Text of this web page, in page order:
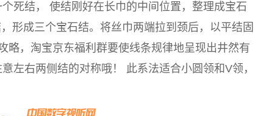
死结， 使结刚好在长巾的中间位置，整理成宝石
形成三个宝石结。将丝巾两端拉到颈后，以平结固
略，淘宝京东福利群要使线条规律地呈现出井然有
左右两侧结的对称哦！ 此系法适合小圆领和V领，